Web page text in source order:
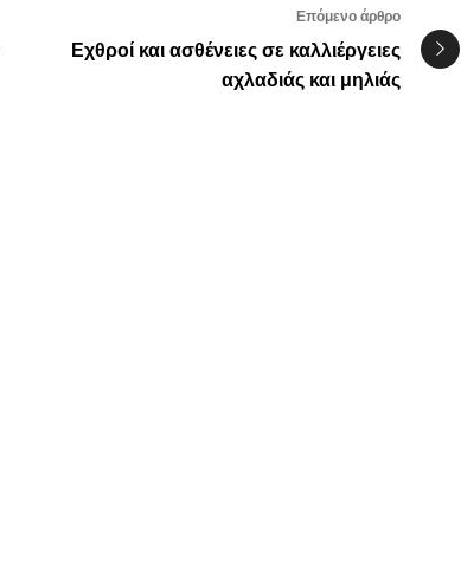
Επόμενο άρθρο
Εχθροί και ασθένειες σε καλλιέργειες
αχλαδιάς και μηλιάς